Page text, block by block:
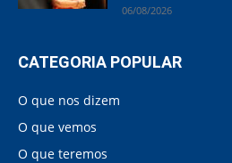
06/08/2026
CATEGORIA POPULAR
O que nos dizem
O que vemos
O que teremos